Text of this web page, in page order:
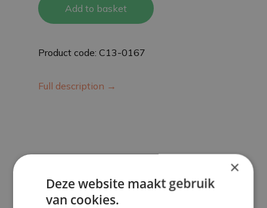
Add to basket
Product code: C13-0167
Full description →
×
Deze website maakt gebruik
van cookies.